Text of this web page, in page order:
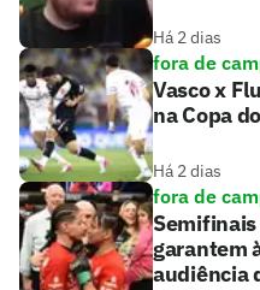
Há 2 dias
fora de
Vasco x
na Copa
Há 2 dias
fora de
garantem
audiência